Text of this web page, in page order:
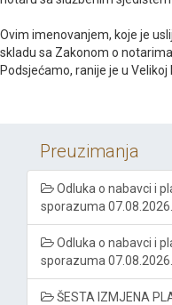
Ovim imenovanjem, koje je
skladu sa Zakonom o
Podsjećamo, ranije je u
Preuzimanja
Odluka o nabavci i
sporazuma
Odluka o nabavci i
sporazuma
ŠESTA IZMJENA